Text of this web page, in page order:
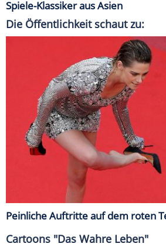
Spiele-Klassiker aus Asien
Die Öffentlichkeit schaut zu:
Peinliche Auftritte auf dem roten
Cartoons "Das Wahre Leben"